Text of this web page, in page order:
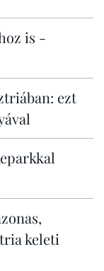
is -
ezt
keleti